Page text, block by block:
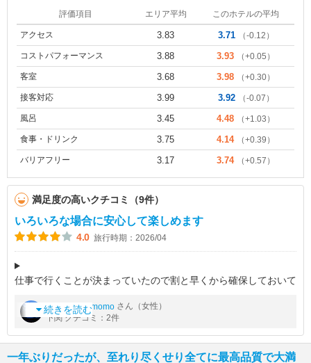
評価項目 エリア平均 このホテルの平均
アクセス 3.83 3.71 （-0.12）
コストパフォーマンス 3.88 3.93 （+0.05）
客室 3.68 3.98 （+0.30）
接客対応 3.99 3.92 （-0.07）
風呂 3.45 4.48 （+1.03）
食事・ドリンク 3.75 4.14 （+0.39）
バリアフリー 3.17 3.74 （+0.57）
満足度の高いクチコミ（9件）
いろいろな場合に安心して楽しめます
4.0 旅行時期：2026/04
仕事で行くことが決まっていたので割と早くから確保しておいて
いつも疲れて到着するのでその場でラーメンを頂けるのはありが
たいです。飲み物も持って客
続きを読む
byyuzutosumomo さん（女性）
下関 クチコミ：2件
一年ぶりだったが、至れり尽くせり全てに最高品質で大満